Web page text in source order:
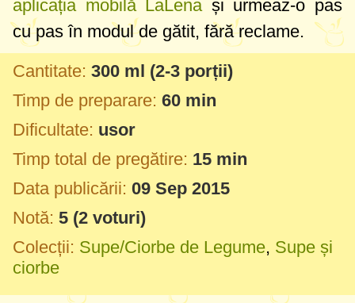
aplicația mobilă LaLenași urmeaz-o pas
cu pas în modul de gătit, fără reclame.
Cantitate: 300 ml (2-3 porții)
Timp de preparare: 60 min
Dificultate: usor
Timp total de pregătire: 15 min
Data publicării: 09 Sep 2015
Notă: 5 (2 voturi)
Colecții: Supe/Ciorbe de Legume, Supe și
ciorbe